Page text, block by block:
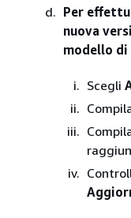
Per
nuova
modello
Scegli